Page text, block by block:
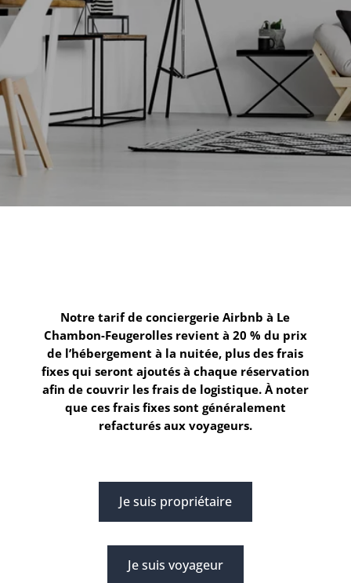
Notre tarif de conciergerie Airbnb à Le
Chambon-Feugerollesrevient à 20 % du prix
de l’hébergement à la nuitée, plus des frais
fixes qui seront ajoutés à chaque réservation
afin de couvrir les frais de logistique. À noter
que ces frais fixes sont généralement
refacturés aux voyageurs.
Je suis propriétaire
Je suis voyageur